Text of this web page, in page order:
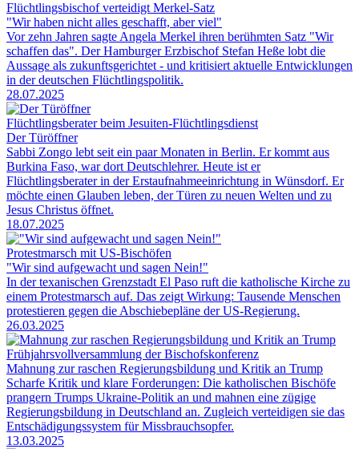
Flüchtlingsbischof verteidigt Merkel-Satz
"Wir haben nicht alles geschafft, aber viel"
Vor zehn Jahren sagte Angela Merkel ihren berühmten Satz "Wir
schaffen das". Der Hamburger Erzbischof Stefan Heße lobt die
Aussage als zukunftsgerichtet - und kritisiert aktuelle Entwicklungen
in der deutschen Flüchtlingspolitik.
28.07.2025
Flüchtlingsberater beim Jesuiten-Flüchtlingsdienst
Der Türöffner
Sabbi Zongo lebt seit ein paar Monaten in Berlin. Er kommt aus
Burkina Faso, war dort Deutschlehrer. Heute ist er
Flüchtlingsberater in der Erstaufnahmeeinrichtung in Wünsdorf. Er
möchte einen Glauben leben, der Türen zu neuen Welten und zu
Jesus Christus öffnet.
18.07.2025
Protestmarsch mit US-Bischöfen
"Wir sind aufgewacht und sagen Nein!"
In der texanischen Grenzstadt El Paso ruft die katholische Kirche zu
einem Protestmarsch auf. Das zeigt Wirkung: Tausende Menschen
protestieren gegen die Abschiebepläne der US-Regierung.
26.03.2025
Frühjahrsvollversammlung der Bischofskonferenz
Mahnung zur raschen Regierungsbildung und Kritik an Trump
Scharfe Kritik und klare Forderungen: Die katholischen Bischöfe
prangern Trumps Ukraine-Politik an und mahnen eine zügige
Regierungsbildung in Deutschland an. Zugleich verteidigen sie das
Entschädigungssystem für Missbrauchsopfer.
13.03.2025